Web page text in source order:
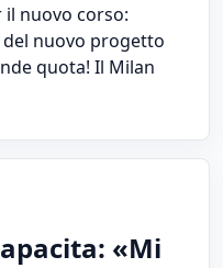
il nuovo corso:
del nuovo progetto
quota! Il Milan
«Mi